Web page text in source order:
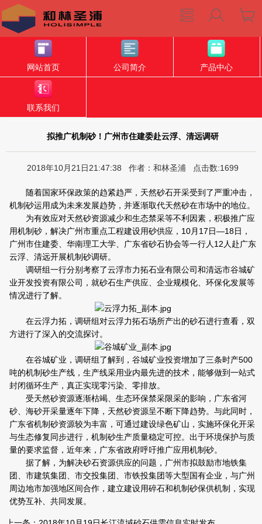
网站首页 公司简介 产品中心
联系我们
拟推广机制砂！广州市住建委赴云浮、清远调研
2018年10月21日21:47:38 作者：和林圣浦 点击数:1699
随着国家环保政策的趋紧趋严，天然砂石开采受到了严重冲击，
机制砂运用成为未来发展趋势，并逐渐取代天然砂在市场中的地位。
为有效应对天然砂资源减少和生态禁采等不利因素，积极推广应
用机制砂，解决广州市重点工程建设用砂供应，10月17日—18日，
广州市住建委、华南理工大学、广东省砂石协会等一行人12人赴广东
云浮、清远开展机制砂调研。
调研组一行分别考察了云浮市力拓石业有限公司和清远市谷城矿
业开发投资有限公司，就砂石生产供应、企业规模化、环保化发展等
情况进行了解。
在云浮力拓，调研组对云浮力拓石场所产出的砂石进行查看，双
方进行了深入的交流探讨。
在谷城矿业，调研组了解到，谷城矿业投资增加了三条时产500
吨的机制砂生产线，生产线采用业内最先进的技术，能够做到一站式
封闭循环生产，真正实现零污染、零排放。
受天然砂资源逐渐枯竭、生态环保禁采限采的影响，广东省河
砂、海砂开采量逐年下降，天然砂资源呈不断下降趋势。与此同时，
广东省机制砂资源较为丰富，可通过建设绿色矿山，实施环保化开采
与生态修复同步进行，机制砂生产质量稳定可控。出于环境保护与质
量的要求监督，近年来，广东省政府呼吁推广应用机制砂。
据了解，为解决砂石资源供应的问题，广州市拟鼓励市地铁集
团、市建筑集团、市交投集团、市铁投集团等大型国有企业，与广州
周边地市加强地区间合作，建立建设用碎石和机制砂保供机制，实现
优势互补、共同发展。